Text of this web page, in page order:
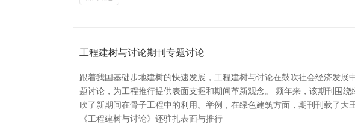
工程建树与讨论期刊专题讨论
跟着我国基础步地建树的快速发展，工程建树与讨论在鼓吹社会经济发
题讨论，为工程推行提供表面支握和期间革新观念。 频年来，该期刊围
吹了新期间在骨子工程中的利用。举例，在绿色建筑方面，期刊刊载了
《工程建树与讨论》还驻扎表面与推行